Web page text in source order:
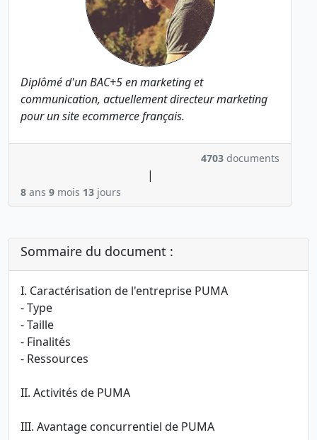
Diplômé d'un BAC+5 en marketing et
communication, actuellement directeur marketing
pour un site ecommerce français.
4703 documents
|
8 ans 9 mois 13 jours
Sommaire du document :
I. Caractérisation de l'entreprise PUMA
- Type
- Taille
- Finalités
- Ressources
II. Activités de PUMA
III. Avantage concurrentiel de PUMA